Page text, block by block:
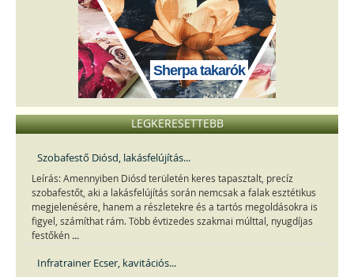
Sherpa takarók
LEGKERESETTEBB
Szobafestő Diósd, lakásfelújítás...
Leírás: Amennyiben Diósd területén keres tapasztalt, precíz
szobafestőt, aki a lakásfelújítás során nemcsak a falak esztétikus
megjelenésére, hanem a részletekre és a tartós megoldásokra is
figyel, számíthat rám. Több évtizedes szakmai múlttal, nyugdíjas
festőkén ...
Infratrainer Ecser, kavitációs...